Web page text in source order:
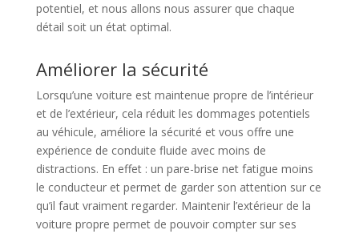
potentiel, et nous allons nous assurer que chaque
détail soit un état optimal.
Améliorer la sécurité
Lorsqu’une voiture est maintenue propre de l’intérieur
et de l’extérieur, cela réduit les dommages potentiels
au véhicule, améliore la sécurité et vous offre une
expérience de conduite fluide avec moins de
distractions. En effet : un pare-brise net fatigue moins
le conducteur et permet de garder son attention sur ce
qu’il faut vraiment regarder. Maintenir l’extérieur de la
voiture propre permet de pouvoir compter sur ses